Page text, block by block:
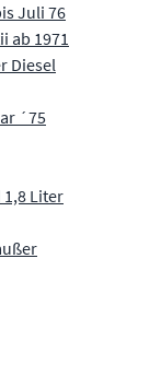
Juli 76
ab 1971
Diesel
´75
1,8 Liter